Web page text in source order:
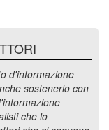
d'informazione
sostenerlo con
che lo